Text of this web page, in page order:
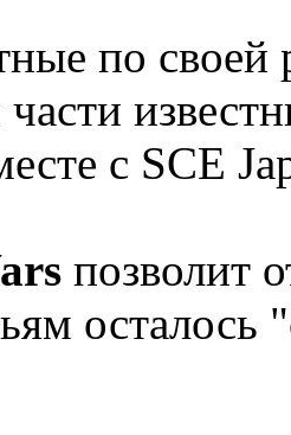
по своей
с SCE
позволит
осталось